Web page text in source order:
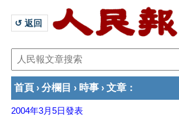
↺ 返回
首頁 › 分欄目 › 時事 › 文章 ：
2004年3月5日發表